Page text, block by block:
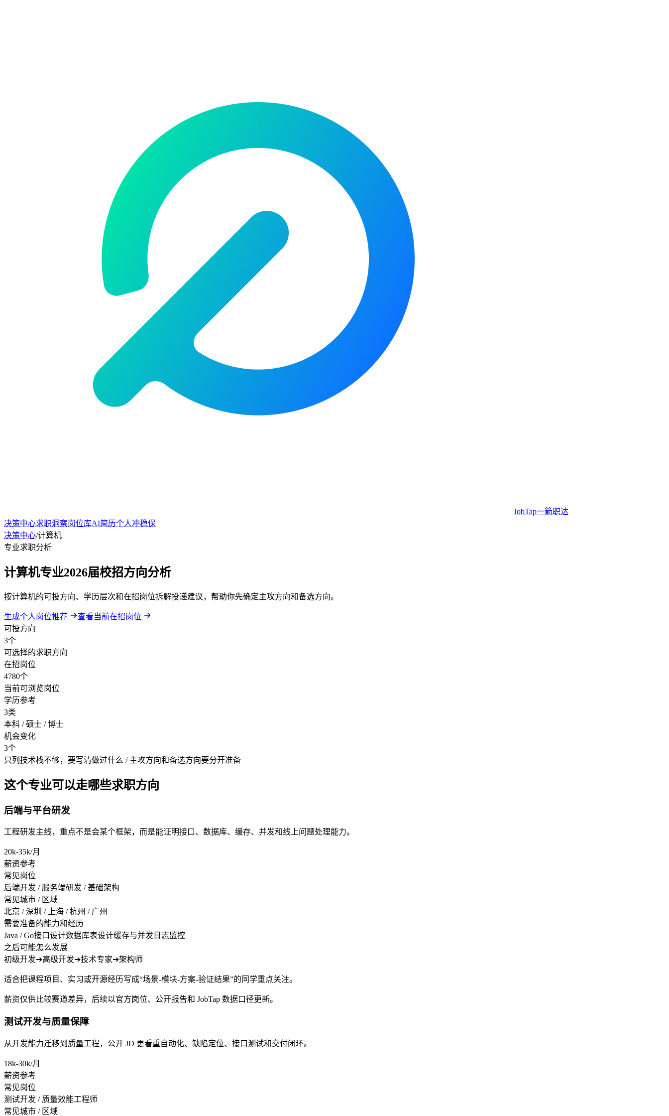
JobTap一箭职达
决策中心求职洞察岗位库AI简历个人冲稳保
决策中心/计算机
专业求职分析
计算机专业2026届校招方向分析
按计算机的可投方向、学历层次和在招岗位拆解投递建议，帮助你先确定主攻方向和备选方向。
生成个人岗位推荐
查看当前在招岗位
可投方向
3个
可选择的求职方向
在招岗位
4780个
当前可浏览岗位
学历参考
3类
本科 / 硕士 / 博士
机会变化
3个
只列技术栈不够，要写清做过什么 / 主攻方向和备选方向要分开准备
这个专业可以走哪些求职方向
后端与平台研发
工程研发主线，重点不是会某个框架，而是能证明接口、数据库、缓存、并发和线上问题处理能力。
20k-35k/月
薪资参考
常见岗位
后端开发 / 服务端研发 / 基础架构
常见城市 / 区域
北京 / 深圳 / 上海 / 杭州 / 广州
需要准备的能力和经历
Java / Go接口设计数据库表设计缓存与并发 日志监控
之后可能怎么发展
初级开发➔高级开发➔技术专家➔架构师
适合把课程项目、实习或开源经历写成“场景-模块-方案-验证结果”的同学重点关注。
薪资仅供比较赛道差异，后续以官方岗位、公开报告和 JobTap 数据口径更新。
测试开发与质量保障
从开发能力迁移到质量工程，公开 JD 更看重自动化、缺陷定位、接口测试和交付闭环。
18k-30k/月
薪资参考
常见岗位
测试开发 / 质量效能工程师
常见城市 / 区域